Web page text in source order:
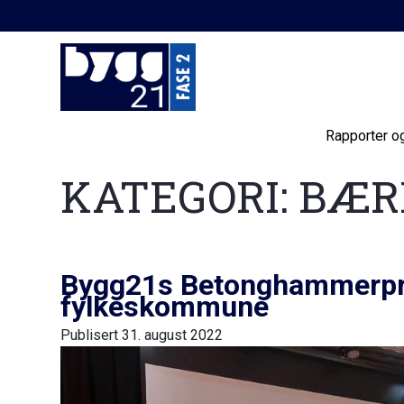
Rapporter
KATEGORI:
Bygg21s
fylkeskommune
Publisert 31. august 2022